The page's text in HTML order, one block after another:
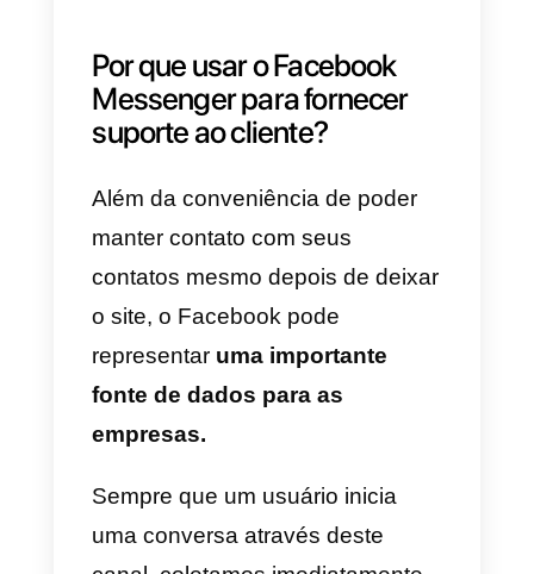
serviços dedicados ao
gerenciamento da
externa.
De fato, há algum tempo a
empresa vem explorando
soluções B2Bque não estão
estritamente ligadas a propósitos
publicitários na plataforma.